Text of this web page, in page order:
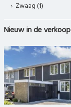
Zwaag (1)
Nieuw in de verkoop